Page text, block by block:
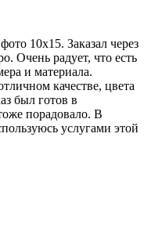
10х15. Заказал через
Очень радует, что есть
и материала.
качестве, цвета
был готов в
порадовало. В
услугами этой